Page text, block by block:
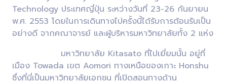
Technology ประเทศญี่ปุ่น ระหว่างวันที่ 23-26 กันยายน
พ.ศ. 2553 โดยในการเดินทางไปครั้งนี้ได้รับการต้อนรับเป็น
อย่างดี จากคณาจารย์ และผู้บริหารมหาวิทยาลัยทั้ง 2 แห่ง
มหาวิทยาลัย Kitasato ที่ไปเยี่ยมนั้น อยู่ที่
เมือง Towada เขต Aomori ทางเหนือของเกาะ Honshu
ซึ่งที่นี่เป็นมหาวิทยาลัยเอกชน ที่เปิดสอนทางด้าน